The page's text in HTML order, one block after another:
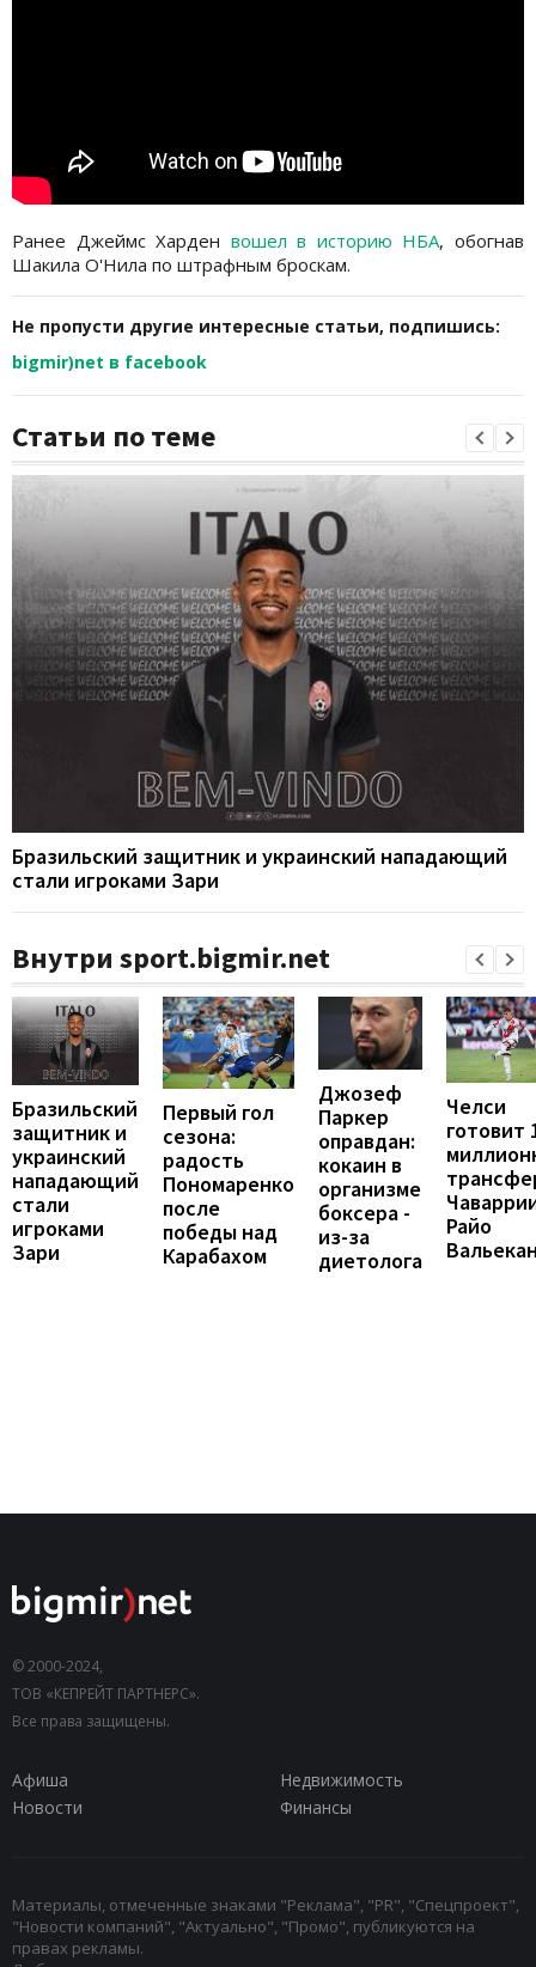
Ранее Джеймс Харден вошел в историю НБА, обогнав
Шакила О'Нила по штрафным броскам.
Не пропусти другие интересные статьи, подпишись:
bigmir)net в facebook
Статьи по теме
Бразильский защитник и украинский нападающий
стали игроками Зари
Внутри sport.bigmir.net
Бразильский
защитник и
украинский
нападающий
стали
игроками
Зари
Первый гол
сезона:
радость
Пономаренко
после
победы над
Карабахом
Джозеф
Паркер
оправдан:
кокаин в
организме
боксера -
из-за
диетолога
Челси
готовит
Райо
© 2000-2024,
ТОВ «КЕПРЕЙТ ПАРТНЕРС».
Все права защищены.
Афиша
Недвижимость
Новости
Финансы
Материалы, отмеченные знаками "Реклама", "PR", "Спецпроект",
"Новости компаний", "Актуально", "Промо", публикуются на
правах рекламы.